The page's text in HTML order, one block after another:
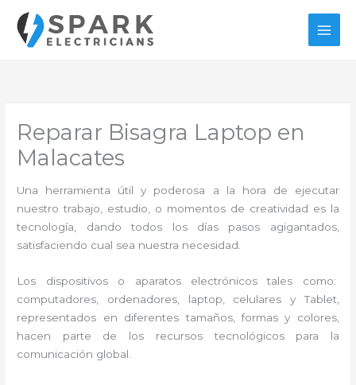
contenido
Reparar Bisagra Laptop en
Malacates
Una herramienta útil y poderosa a la hora de ejecutar
nuestro trabajo, estudio, o momentos de creatividad es la
tecnología, dando todos los días pasos agigantados,
satisfaciendo cual sea nuestra necesidad.
Los dispositivos o aparatos electrónicos tales como:
computadores, ordenadores, laptop, celulares y Tablet,
representados en diferentes tamaños, formas y colores,
hacen parte de los recursos tecnológicos para la
comunicación global.